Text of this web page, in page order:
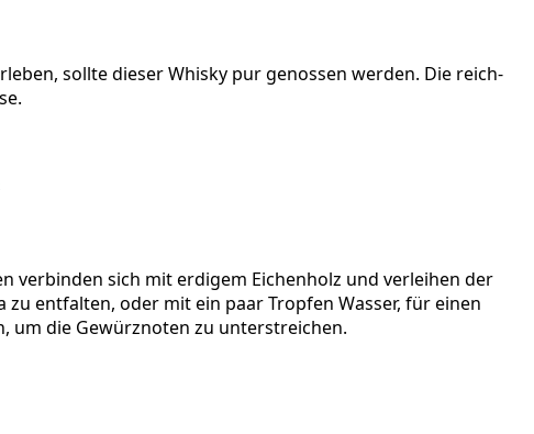
soll­te die­ser Whis­ky pur genos­sen wer­den. Die reich­
ver­bin­den sich mit erdi­gem Eichen­holz und ver­lei­hen der
ent­fal­ten, oder mit ein paar Trop­fen Was­ser, für einen
um die Gewürz­no­ten zu unterstreichen.